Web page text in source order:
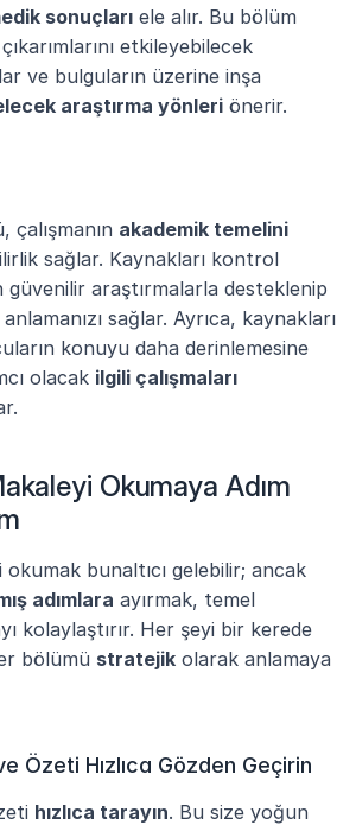
sonuçları ele alır. Bu bölüm
ve bulguların üzerine inşa
araştırma yönleri önerir.
çalışmanın akademik temelini
sağlar. Kaynakları kontrol
güvenilir araştırmalarla desteklenip
sağlar. Ayrıca, kaynakları
konuyu daha derinlemesine
olacak ilgili çalışmaları
Okumaya Adım
okumak bunaltıcı gelebilir; ancak
adımlara ayırmak, temel
kolaylaştırır. Her şeyi bir kerede
bölümü stratejik olarak anlamaya
Özeti Hızlıca Gözden Geçirin
hızlıca tarayın. Bu size yoğun